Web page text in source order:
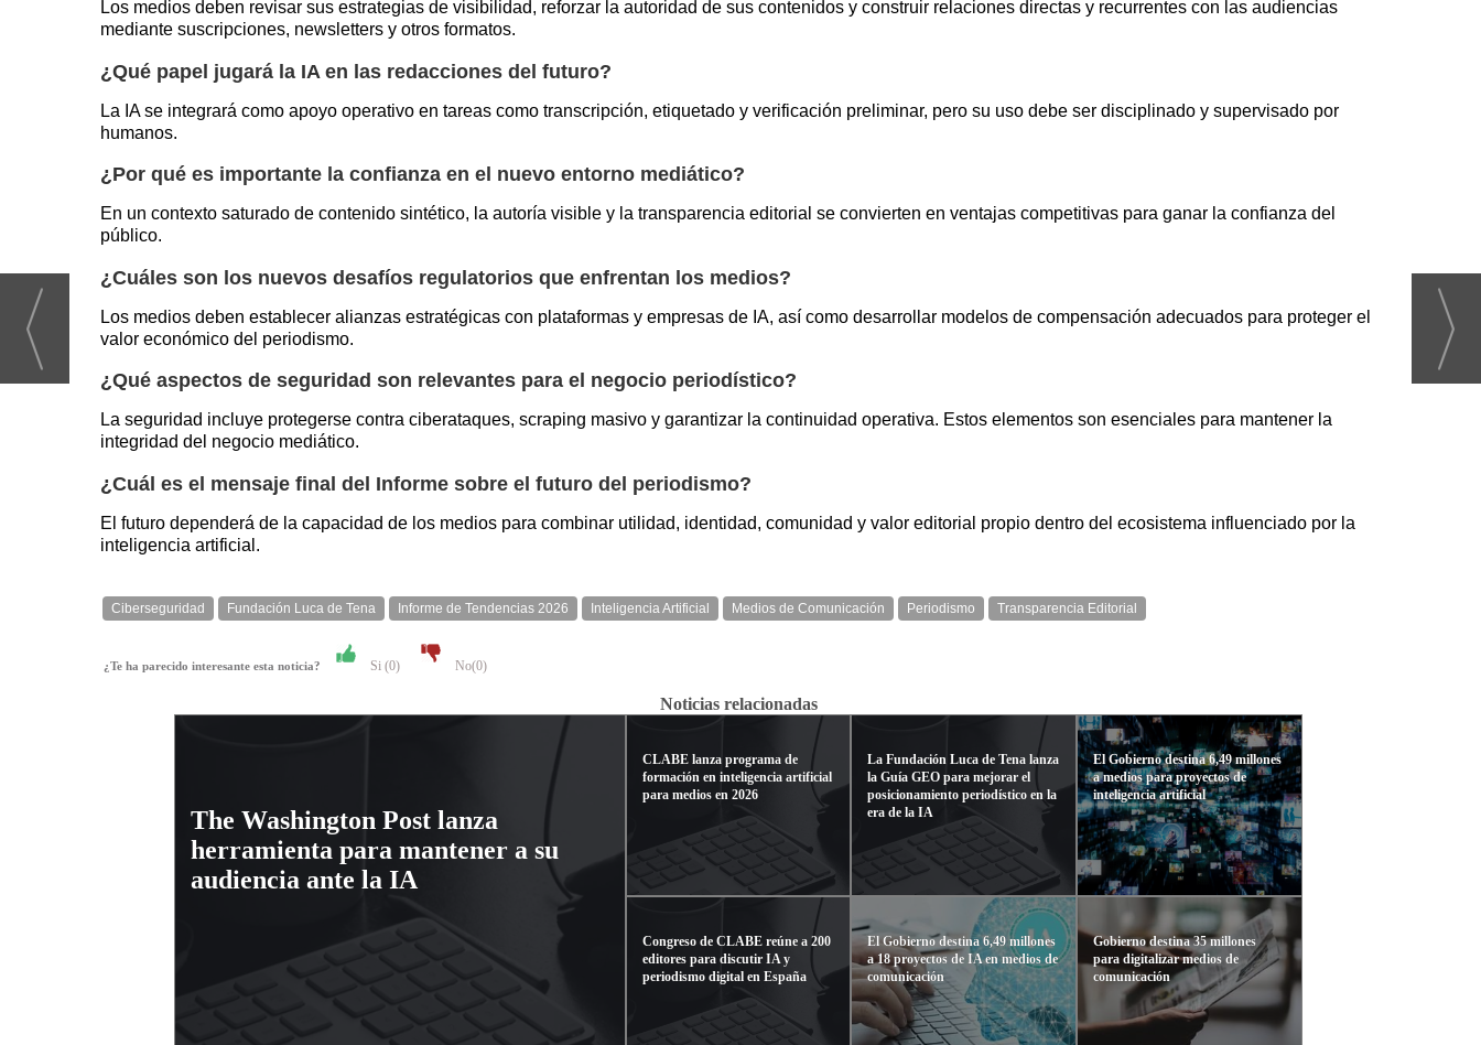
Los medios deben revisar sus estrategias de visibilidad, reforzar la autoridad de sus contenidos y construir relaciones directas y recurrentes con las audiencias
mediante suscripciones, newsletters y otros formatos.
¿Qué papel jugará la IA en las redacciones del futuro?
La IA se integrará como apoyo operativo en tareas como transcripción, etiquetado y verificación preliminar, pero su uso debe ser disciplinado y supervisado por
humanos.
¿Por qué es importante la confianza en el nuevo entorno mediático?
En un contexto saturado de contenido sintético, la autoría visible y la transparencia editorial se convierten en ventajas competitivas para ganar la confianza del
público.
¿Cuáles son los nuevos desafíos regulatorios que enfrentan los medios?
Los medios deben establecer alianzas estratégicas con plataformas y empresas de IA, así como desarrollar modelos de compensación adecuados para proteger el
valor económico del periodismo.
¿Qué aspectos de seguridad son relevantes para el negocio periodístico?
La seguridad incluye protegerse contra ciberataques, scraping masivo y garantizar la continuidad operativa. Estos elementos son esenciales para mantener la
integridad del negocio mediático.
¿Cuál es el mensaje final del Informe sobre el futuro del periodismo?
El futuro dependerá de la capacidad de los medios para combinar utilidad, identidad, comunidad y valor editorial propio dentro del ecosistema influenciado por la
inteligencia artificial.
Ciberseguridad Fundación Luca de Tena Informe de Tendencias 2026 Inteligencia Artificial Medios de Comunicación Periodismo Transparencia Editorial
¿Te ha parecido interesante esta noticia? Si (0) No(0)
Noticias relacionadas
The Washington Post lanza
herramienta para mantener a su
audiencia ante la IA
CLABE lanza programa de
formación en inteligencia artificial
para medios en 2026
Congreso de CLABE reúne a 200
editores para discutir IA y
periodismo digital en España
La Fundación Luca de Tena lanza
la Guía GEO para mejorar el
posicionamiento periodístico en la
era de la IA
El Gobierno destina 6,49 millones
a 18 proyectos de IA en medios de
comunicación
El Gobierno destina 6,49 millones
a medios para proyectos de
inteligencia artificial
Gobierno destina 35 millones
para digitalizar medios de
comunicación